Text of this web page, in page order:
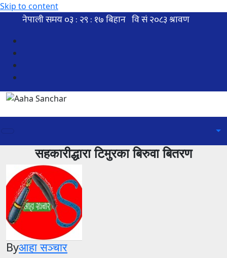
Skip to content
सहकारीद्धारा टिमुरका बिरुवा बितरण
Byआहा सञ्चार